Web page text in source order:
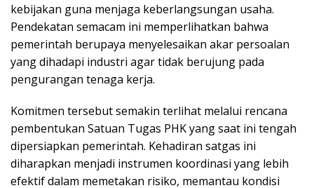
kebijakan guna menjaga keberlangsungan usaha.
Pendekatan semacam ini memperlihatkan bahwa
pemerintah berupaya menyelesaikan akar persoalan
yang dihadapi industri agar tidak berujung pada
pengurangan tenaga kerja.
Komitmen tersebut semakin terlihat melalui rencana
pembentukan Satuan Tugas PHK yang saat ini tengah
dipersiapkan pemerintah. Kehadiran satgas ini
diharapkan menjadi instrumen koordinasi yang lebih
efektif dalam memetakan risiko, memantau kondisi